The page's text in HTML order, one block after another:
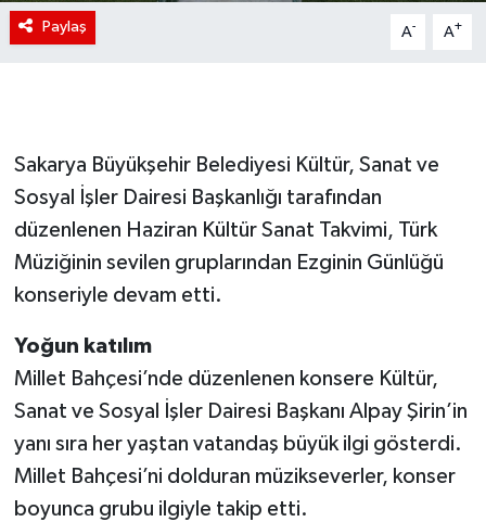
Paylaş A- A+
Sakarya Büyükşehir Belediyesi Kültür, Sanat ve
Sosyal İşler Dairesi Başkanlığı tarafından
düzenlenen Haziran Kültür Sanat Takvimi, Türk
Müziğinin sevilen gruplarından Ezginin Günlüğü
konseriyle devam etti.
Yoğun katılım
Millet Bahçesi’nde düzenlenen konsere Kültür,
Sanat ve Sosyal İşler Dairesi Başkanı Alpay Şirin’in
yanı sıra her yaştan vatandaş büyük ilgi gösterdi.
Millet Bahçesi’ni dolduran müzikseverler, konser
boyunca grubu ilgiyle takip etti.